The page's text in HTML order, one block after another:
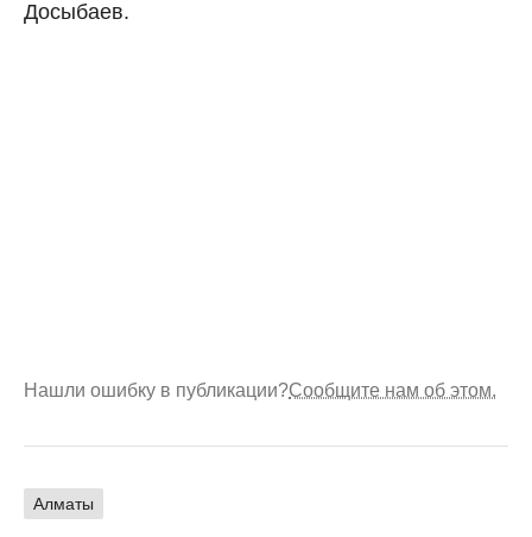
Досыбаев.
Нашли ошибку в публикации?Сообщите нам об этом.
Алматы